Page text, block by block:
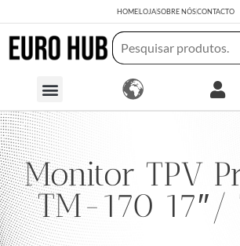
HOMELOJASOBRE NÓSCONTACTO
Monitor TPV
TM-170 17″/